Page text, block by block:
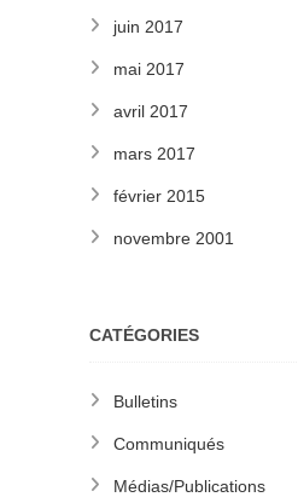
juin 2017
mai 2017
avril 2017
mars 2017
février 2015
novembre 2001
CATÉGORIES
Bulletins
Communiqués
Médias/Publications